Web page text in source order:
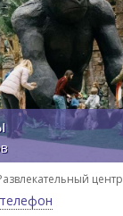
центр